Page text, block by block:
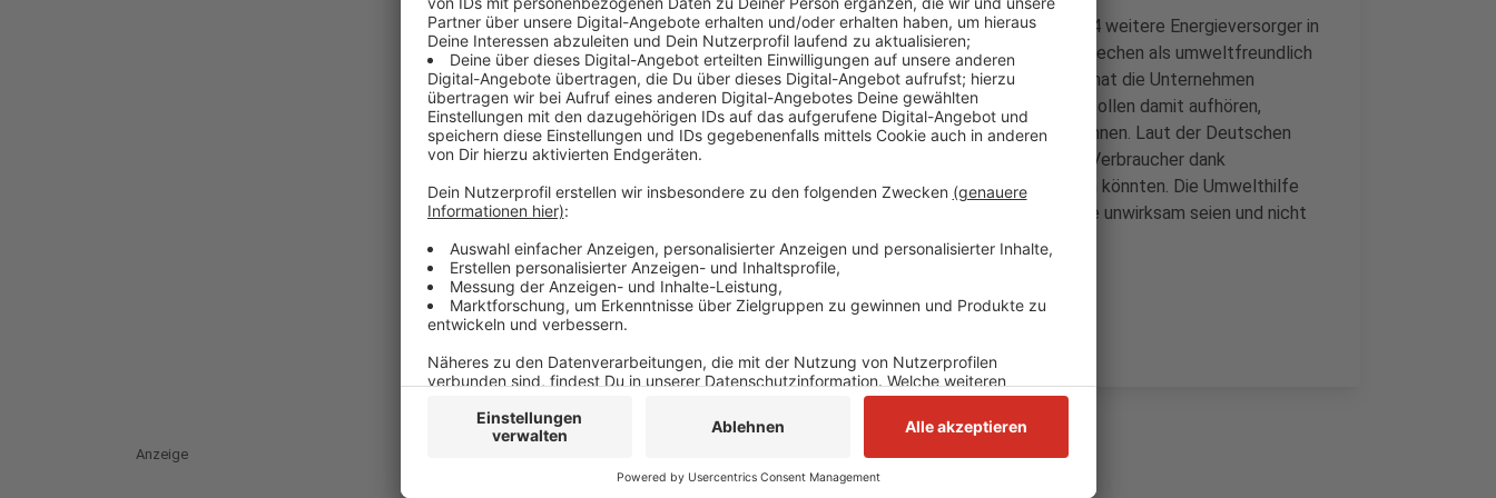
Die Umwelthilfe kritisiert, dass die Stadtwerke Langenfeld und 14 weitere Energieversorger in
Deutschland ihren Kunden Erdgas durch fragwürdige Werbeversprechen als umweltfreundlich
darstellen. Darüber berichtet die dpa. Die Deutsche Umwelthilfe hat die Unternehmen
aufgefordert, eine Unterlassungserklärung zu unterzeichnen. Sie sollen damit aufhören,
fossiles Erdgas als klimaneutral oder CO₂-kompensiert zu bezeichnen. Laut der Deutschen
Umwelthilfe geben die Unternehmen fälschlicherweise vor, dass Verbraucher dank
Kompensation ohne Klimaschäden weiter mit fossilem Gas heizen könnten. Die Umwelthilfe
kritisiert außerdem, dass viele der genutzten Klimaschutzprojekte unwirksam seien und nicht
ausreichend CO₂ einsparen.
Anzeige
Anzeige